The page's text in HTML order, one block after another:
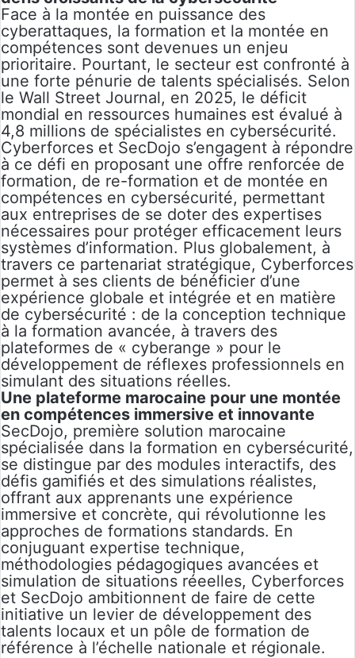
Face à la montée en puissance des
cyberattaques, la formation et la montée en
compétences sont devenues un enjeu
prioritaire. Pourtant, le secteur est confronté à
une forte pénurie de talents spécialisés. Selon
le Wall Street Journal, en 2025, le déficit
mondial en ressources humaines est évalué à
4,8 millions de spécialistes en cybersécurité.
Cyberforces et SecDojo s’engagent à répondre
à ce défi en proposant une offre renforcée de
formation, de re-formation et de montée en
compétences en cybersécurité, permettant
aux entreprises de se doter des expertises
nécessaires pour protéger efficacement leurs
systèmes d’information. Plus globalement, à
travers ce partenariat stratégique, Cyberforces
permet à ses clients de bénéficier d’une
expérience globale et intégrée et en matière
de cybersécurité : de la conception technique
à la formation avancée, à travers des
plateformes de « cyberange » pour le
développement de réflexes professionnels en
simulant des situations réelles.
Une plateforme marocaine pour une montée
en compétences immersive et innovante
SecDojo, première solution marocaine
spécialisée dans la formation en cybersécurité,
se distingue par des modules interactifs, des
défis gamifiés et des simulations réalistes,
offrant aux apprenants une expérience
immersive et concrète, qui révolutionne les
approches de formations standards. En
conjuguant expertise technique,
méthodologies pédagogiques avancées et
simulation de situations réeelles, Cyberforces
et SecDojo ambitionnent de faire de cette
initiative un levier de développement des
talents locaux et un pôle de formation de
référence à l’échelle nationale et régionale.